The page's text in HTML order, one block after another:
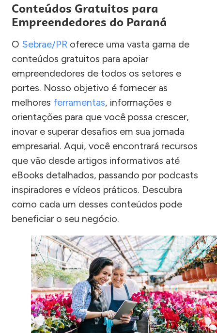
Conteúdos Gratuitos para
Empreendedores do Paraná
O Sebrae/PR oferece uma vasta gama de
conteúdos gratuitos para apoiar
empreendedores de todos os setores e
portes. Nosso objetivo é fornecer as
melhores ferramentas, informações e
orientações para que você possa crescer,
inovar e superar desafios em sua jornada
empresarial. Aqui, você encontrará recursos
que vão desde artigos informativos até
eBooks detalhados, passando por podcasts
inspiradores e vídeos práticos. Descubra
como cada um desses conteúdos pode
beneficiar o seu negócio.